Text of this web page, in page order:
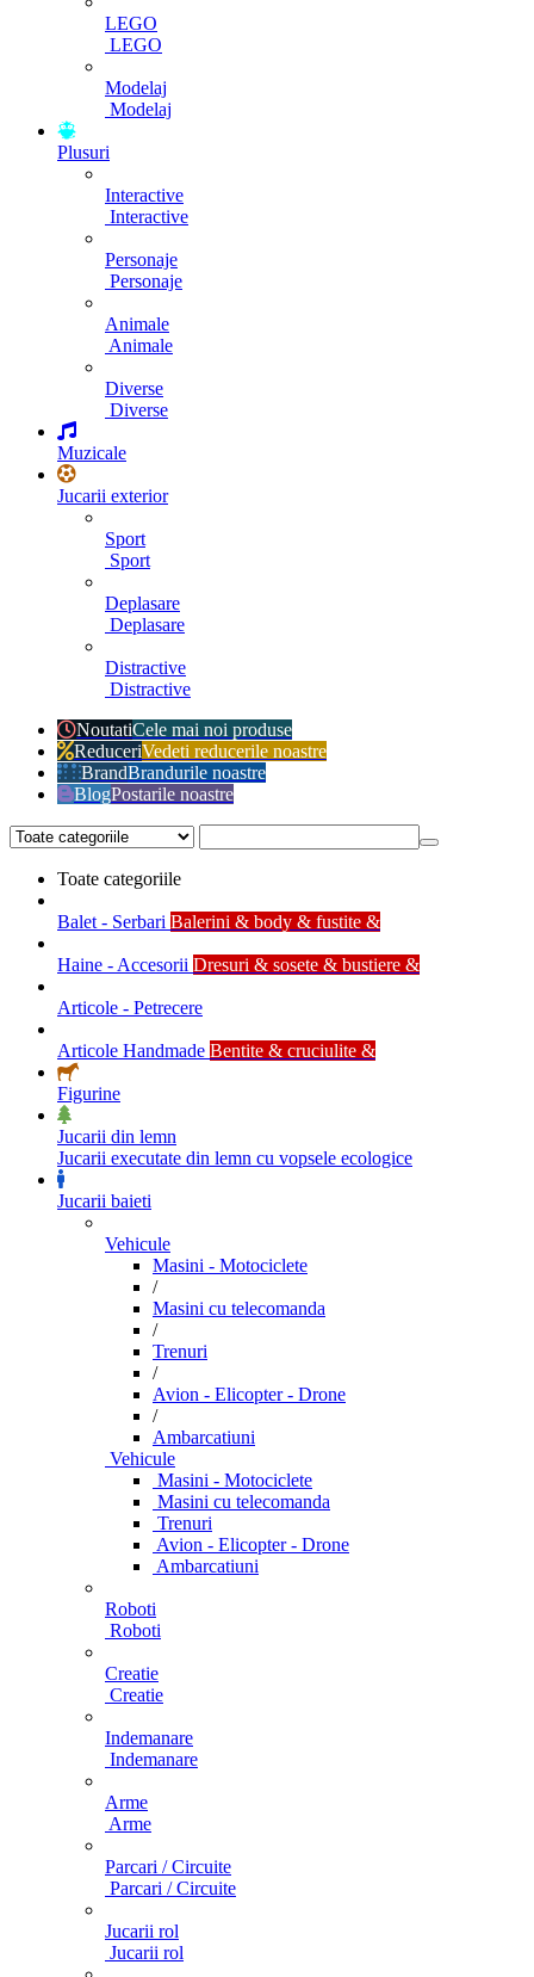
LEGO
LEGO
Modelaj
Modelaj
Plusuri
Interactive
Interactive
Personaje
Personaje
Animale
Animale
Diverse
Diverse
Muzicale
Jucarii exterior
Sport
Sport
Deplasare
Deplasare
Distractive
Distractive
NoutatiCele mai noi produse
ReduceriVedeti reducerile noastre
BrandBrandurile noastre
BlogPostarile noastre
Toate categoriile
Balet - Serbari Balerini & body & fustite &
Haine - Accesorii Dresuri & sosete & bustiere &
Articole - Petrecere
Articole Handmade Bentite & cruciulite &
Figurine
Jucarii din lemn
Jucarii executate din lemn cu vopsele ecologice
Jucarii baieti
Vehicule
Masini - Motociclete
/
Masini cu telecomanda
/
Trenuri
/
Avion - Elicopter - Drone
/
Ambarcatiuni
Vehicule
Masini - Motociclete
Masini cu telecomanda
Trenuri
Avion - Elicopter - Drone
Ambarcatiuni
Roboti
Roboti
Creatie
Creatie
Indemanare
Indemanare
Arme
Arme
Parcari / Circuite
Parcari / Circuite
Jucarii rol
Jucarii rol